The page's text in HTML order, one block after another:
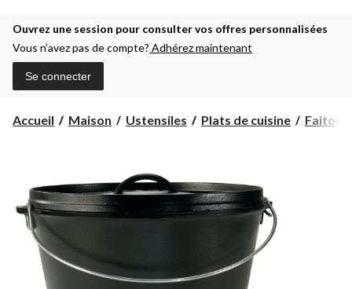
Ouvrez une session pour consulter vos offres personnalisées
Vous n’avez pas de compte? Adhérez maintenant
Se connecter
Accueil Maison Ustensiles Plats de cuisine